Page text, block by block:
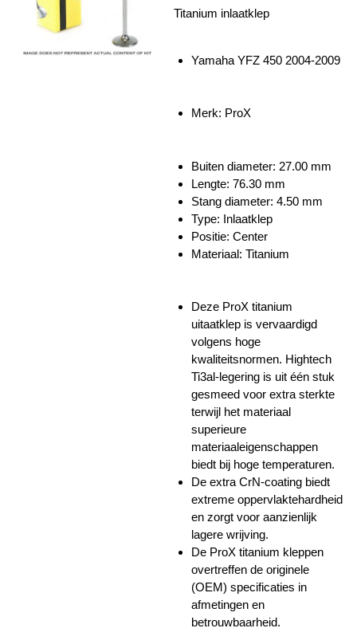
Titanium inlaatklep
Yamaha YFZ 450 2004-2009
Merk: ProX
Buiten diameter: 27.00 mm
Lengte: 76.30 mm
Stang diameter: 4.50 mm
Type: Inlaatklep
Positie: Center
Materiaal: Titanium
Deze ProX titanium
uitaatklep is vervaardigd
volgens hoge
kwaliteitsnormen. Hightech
Ti3al-legering is uit één stuk
gesmeed voor extra sterkte
terwijl het materiaal
superieure
materiaaleigenschappen
biedt bij hoge temperaturen.
De extra CrN-coating biedt
extreme oppervlaktehardheid
en zorgt voor aanzienlijk
lagere wrijving.
De ProX titanium kleppen
overtreffen de originele
(OEM) specificaties in
afmetingen en
betrouwbaarheid.